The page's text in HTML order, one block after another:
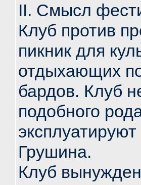
II. Смысл
Клуб против
пикник для
отдыхающих
бардов. Клуб
подобного
Грушина.
Клуб